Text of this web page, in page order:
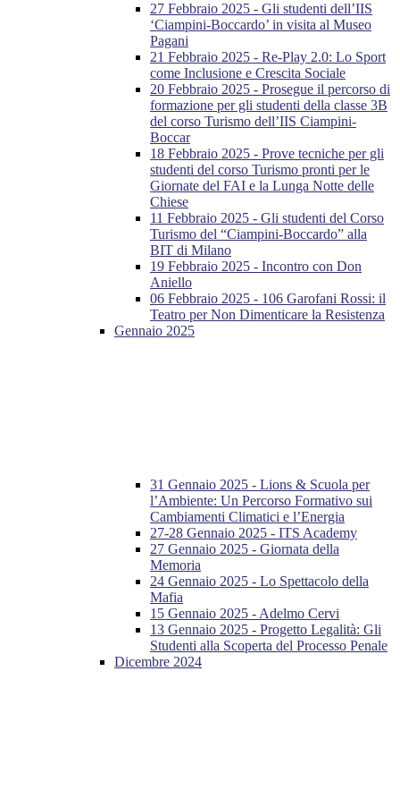
27 Febbraio 2025 - Gli studenti dell’IIS
‘Ciampini-Boccardo’ in visita al Museo
Pagani
21 Febbraio 2025 - Re-Play 2.0: Lo Sport
come Inclusione e Crescita Sociale
20 Febbraio 2025 - Prosegue il percorso di
formazione per gli studenti della classe 3B
del corso Turismo dell’IIS Ciampini-
Boccar
18 Febbraio 2025 - Prove tecniche per gli
studenti del corso Turismo pronti per le
Giornate del FAI e la Lunga Notte delle
Chiese
11 Febbraio 2025 - Gli studenti del Corso
Turismo del “Ciampini-Boccardo” alla
BIT di Milano
19 Febbraio 2025 - Incontro con Don
Aniello
06 Febbraio 2025 - 106 Garofani Rossi: il
Teatro per Non Dimenticare la Resistenza
Gennaio 2025
31 Gennaio 2025 - Lions & Scuola per
l’Ambiente: Un Percorso Formativo sui
Cambiamenti Climatici e l’Energia
27-28 Gennaio 2025 - ITS Academy
27 Gennaio 2025 - Giornata della
Memoria
24 Gennaio 2025 - Lo Spettacolo della
Mafia
15 Gennaio 2025 - Adelmo Cervi
13 Gennaio 2025 - Progetto Legalità: Gli
Studenti alla Scoperta del Processo Penale
Dicembre 2024